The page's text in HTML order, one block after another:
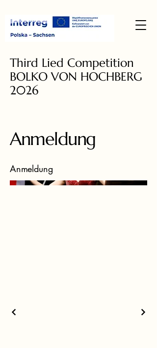
Third Lied Competition
BOLKO VON HOCHBERG
2026
Anmeldung
Anmeldung